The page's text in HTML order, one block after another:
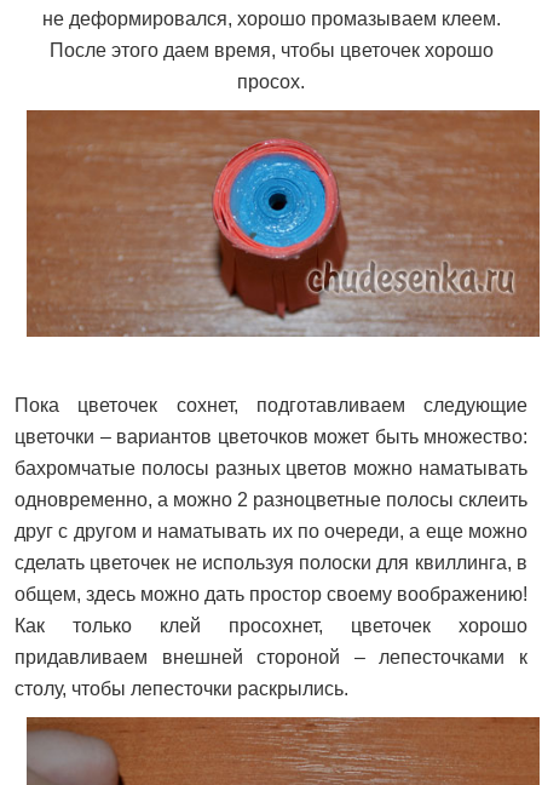
не деформировался, хорошо промазываем клеем.
После этого даем время, чтобы цветочек хорошо
просох.
Пока цветочек сохнет, подготавливаем следующие
цветочки – вариантов цветочков может быть множество:
бахромчатые полосы разных цветов можно наматывать
одновременно, а можно 2 разноцветные полосы склеить
друг с другом и наматывать их по очереди, а еще можно
сделать цветочек не используя полоски для квиллинга, в
общем, здесь можно дать простор своему воображению!
Как только клей просохнет, цветочек хорошо
придавливаем внешней стороной – лепесточками к
столу, чтобы лепесточки раскрылись.